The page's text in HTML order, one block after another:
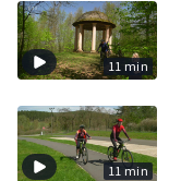
11 min
11 min